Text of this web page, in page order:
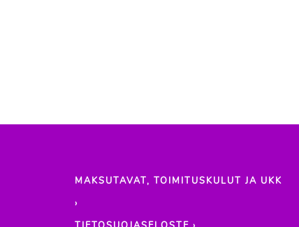
MAKSUTAVAT, TOIMITUSKULUT JA UKK
›